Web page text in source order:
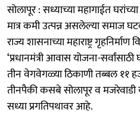
सोलापूर : सध्याच्या महागाईत
मात्र कमी उत्पन्न असलेल्या समाज
राज्य शासनाच्या महाराष्ट्र
‘प्रधानमंत्री आवास योजना-
तीन वेगवेगळ्या ठिकाणी तब्बल ११
तीनपैकी कसबे सोलापूर व मजरेवाडी
सध्या प्रगतिपथावर आहे.